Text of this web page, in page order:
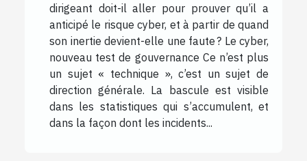
dirigeant doit-il aller pour prouver qu’il a
anticipé le risque cyber, et à partir de quand
son inertie devient-elle une faute ? Le cyber,
nouveau test de gouvernance Ce n’est plus
un sujet « technique », c’est un sujet de
direction générale. La bascule est visible
dans les statistiques qui s’accumulent, et
dans la façon dont les incidents...